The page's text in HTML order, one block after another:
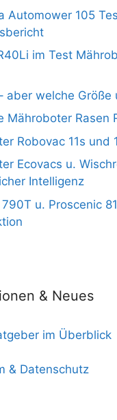
Automower 105
im Test
aber welche Größe
Mähroboter Rasen
Robovac 11s und
Ecovacs u.
Intelligenz
u. Proscenic
& Neues
im Überblick
& Datenschutz